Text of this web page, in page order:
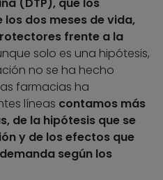
(DTP), que los
dos meses de vida,
frente a la
solo es una hipótesis,
no se ha hecho
farmacias ha
líneas contamos más
de la hipótesis que se
y de los efectos que
según los